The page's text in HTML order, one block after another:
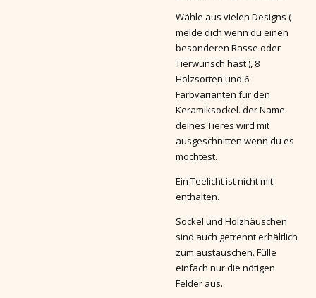
Wähle aus vielen Designs (
melde dich wenn du einen
besonderen Rasse oder
Tierwunsch hast ), 8
Holzsorten und 6
Farbvarianten für den
Keramiksockel. der Name
deines Tieres wird mit
ausgeschnitten wenn du es
möchtest.
Ein Teelicht ist nicht mit
enthalten.
Sockel und Holzhäuschen
sind auch getrennt erhältlich
zum austauschen. Fülle
einfach nur die nötigen
Felder aus.